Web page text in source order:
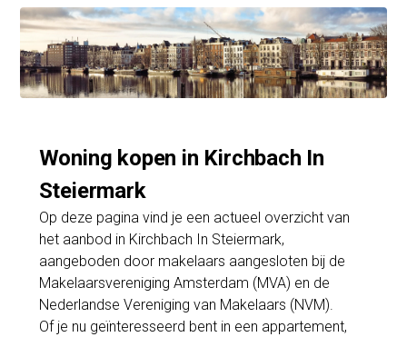
Woning kopen in Kirchbach In
Steiermark
Op deze pagina vind je een actueel overzicht van
het aanbod in Kirchbach In Steiermark,
aangeboden door makelaars aangesloten bij de
Makelaarsvereniging Amsterdam (MVA) en de
Nederlandse Vereniging van Makelaars (NVM).
Of je nu geïnteresseerd bent in een appartement,